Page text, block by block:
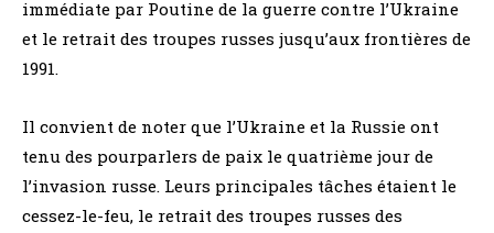
immédiate par Poutine de la guerre contre l’Ukraine
et le retrait des troupes russes jusqu’aux frontières de
1991.
Il convient de noter que l’Ukraine et la Russie ont
tenu des pourparlers de paix le quatrième jour de
l’invasion russe. Leurs principales tâches étaient le
cessez-le-feu, le retrait des troupes russes des